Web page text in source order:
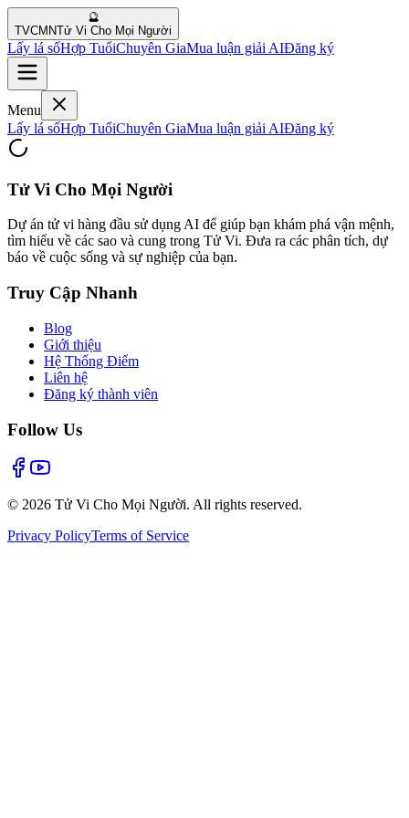
🔮
TVCMNTử Vi Cho Mọi Người
Lấy lá sốHợp TuổiChuyên GiaMua luận giải AIĐăng ký
Menu
Lấy lá sốHợp TuổiChuyên GiaMua luận giải AIĐăng ký
Tử Vi Cho Mọi Người
Dự án tử vi hàng đầu sử dụng AI để giúp bạn khám phá vận mệnh,
tìm hiểu về các sao và cung trong Tử Vi. Đưa ra các phân tích, dự
báo về cuộc sống và sự nghiệp của bạn.
Truy Cập Nhanh
Blog
Giới thiệu
Hệ Thống Điểm
Liên hệ
Đăng ký thành viên
Follow Us
© 2026 Tử Vi Cho Mọi Người. All rights reserved.
Privacy PolicyTerms of Service